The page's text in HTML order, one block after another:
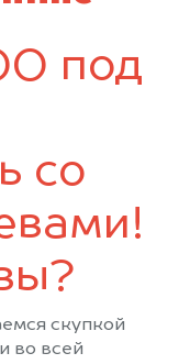
под
со
скупкой
во всей